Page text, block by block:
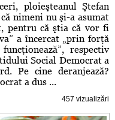
ploieşteanul Ştefan
nimeni nu şi-a asumat
pentru că ştia că vor fi
a încercat „prin forţă
respectiv
Social Democrat a
Pe cine deranjează?
a dus ...
457 vizualizări